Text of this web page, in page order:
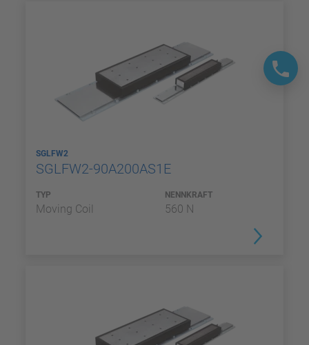
SGLFW2
SGLFW2-90A200AS1E
TYP
Moving Coil
NENNKRAFT
560 N